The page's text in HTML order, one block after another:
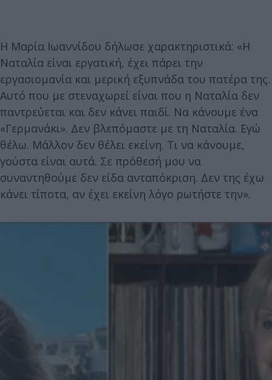
Η Μαρία Ιωαννίδου δήλωσε χαρακτηριστικά: «Η
Ναταλία είναι εργατική, έχει πάρει την
εργασιομανία και μερική εξυπνάδα του πατέρα της.
Αυτό που με στεναχωρεί είναι που η Ναταλία δεν
παντρεύεται και δεν κάνει παιδί. Να κάνουμε ένα
«Γερμανάκι». Δεν βλεπόμαστε με τη Ναταλία. Εγώ
θέλω. Μάλλον δεν θέλει εκείνη. Τι να κάνουμε,
γούστα είναι αυτά. Σε πρόθεσή μου να
συναντηθούμε δεν είδα ανταπόκριση. Δεν της έχω
κάνει τίποτα, αν έχει εκείνη λόγο ρωτήστε την».